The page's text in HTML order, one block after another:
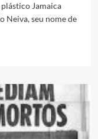
Jamaica
Neiva, seu nome de